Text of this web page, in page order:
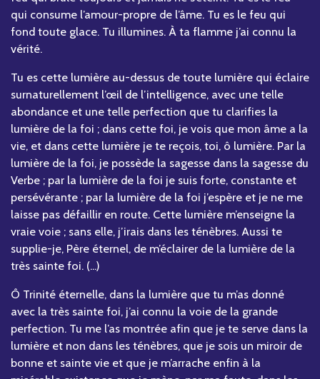
qui consume l’amour-propre de l’âme. Tu es le feu qui
fond toute glace. Tu illumines. À ta flamme j’ai connu la
vérité.
Tu es cette lumière au-dessus de toute lumière qui éclaire
surnaturellement l’œil de l’intelligence, avec une telle
abondance et une telle perfection que tu clarifies la
lumière de la foi ; dans cette foi, je vois que mon âme a la
vie, et dans cette lumière je te reçois, toi, ô lumière. Par la
lumière de la foi, je possède la sagesse dans la sagesse du
Verbe ; par la lumière de la foi je suis forte, constante et
persévérante ; par la lumière de la foi j’espère et je ne me
laisse pas défaillir en route. Cette lumière m’enseigne la
vraie voie ; sans elle, j’irais dans les ténèbres. Aussi te
supplie-je, Père éternel, de m’éclairer de la lumière de la
très sainte foi. (...)
Ô Trinité éternelle, dans la lumière que tu m’as donné
avec la très sainte foi, j’ai connu la voie de la grande
perfection. Tu me l’as montrée afin que je te serve dans la
lumière et non dans les ténèbres, que je sois un miroir de
bonne et sainte vie et que je m’arrache enfin à la